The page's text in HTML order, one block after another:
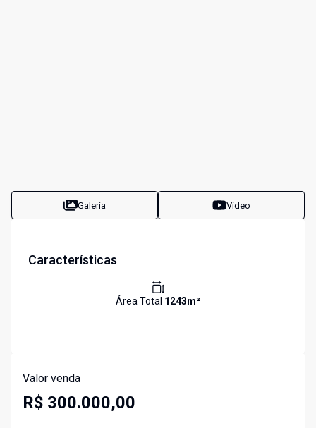
Galeria Vídeo
Características
Área Total 1243m²
Valor venda
R$ 300.000,00